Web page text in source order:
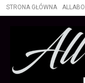
STRONA GŁÓWNA